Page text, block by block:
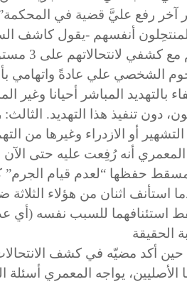
آخر رفع عليَّ قضية في
أنفسهم -يقول كاشف
منهم مع
الشخصي علي عادةً واتهامي
بالتهديد المباشر أحيانا وغير
دون تنفيذ هذا التهديد.
أو الازدراء وغيرها من
حفظها “لعدم قيام
استأنف اثنان من هؤلاء
استئنافهما للسبب نفسه (أي
الحقيقة
أكد مضيّه في كشف
الأصليين، يواجه المعمري